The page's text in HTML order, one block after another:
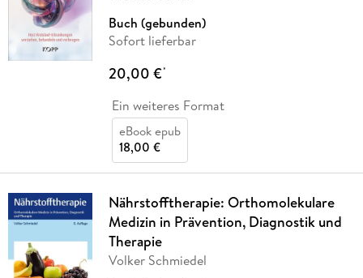
Buch (gebunden)
Sofort lieferbar
20,00 €*
Ein weiteres Format
eBook epub
18,00 €
Nährstofftherapie: Orthomolekulare
Medizin in Prävention, Diagnostik und
Therapie
Volker Schmiedel